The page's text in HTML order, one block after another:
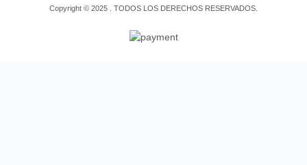
Copyright © 2025 . TODOS LOS DERECHOS RESERVADOS.